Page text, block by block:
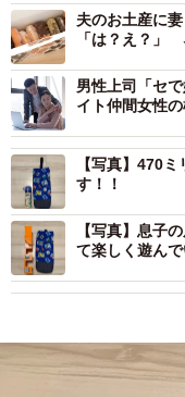
夫のお土産に
「は？え？」
男性上司「セ
イト仲間女性
【写真】470
す！！
【写真】息子
て楽しく遊ん